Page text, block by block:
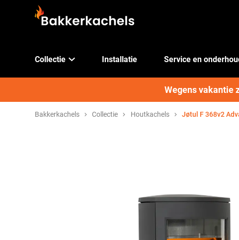
Collectie Installatie Service en
Wegens vakantie
Bakkerkachels Collectie Houtkachels Jøtul F 368v2